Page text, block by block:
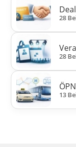
28
28
13